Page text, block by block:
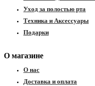
Уход за полостью рта
Техника и Аксессуары
Подарки
О магазине
О нас
Доставка и оплата